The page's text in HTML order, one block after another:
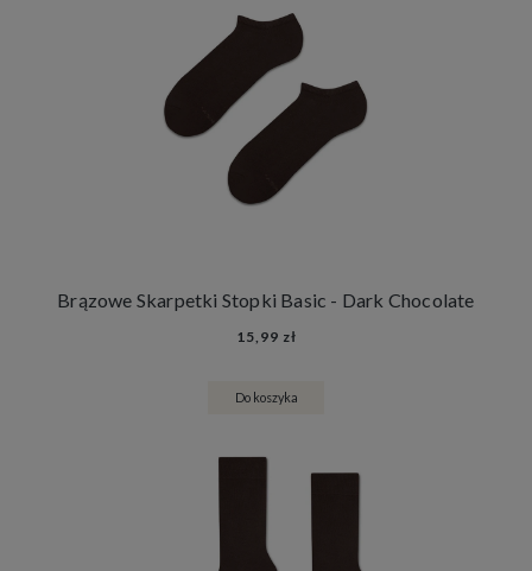
Brązowe Skarpetki Stopki Basic - Dark Chocolate
15,99 zł
Do koszyka